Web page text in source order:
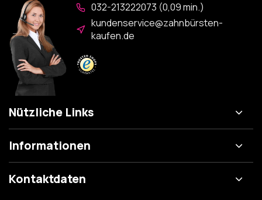
032-213222073 (0,09 min.)
kundenservice@zahnbürsten-
kaufen.de
Nützliche Links
Informationen
Kontaktdaten